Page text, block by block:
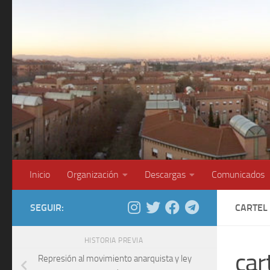
Inicio Organización Descargas Comunicados
SEGUIR:
HISTORIA PREVIA
Represión al movimiento anarquista y ley